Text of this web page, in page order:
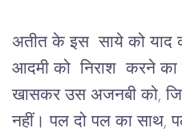
अतीत के इस  साये को
आदमी को  निराश  करने का
खासकर उस अजनबी को,
नहीं। पल दो पल का साथ,